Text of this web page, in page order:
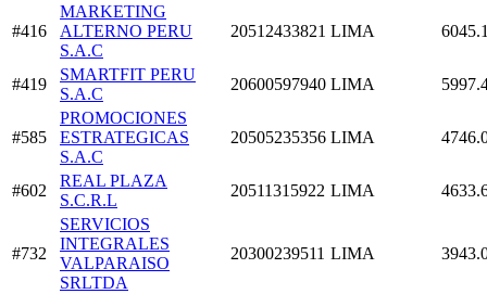
#416
MARKETING
ALTERNO PERU
S.A.C
20512433821 LIMA
#419
SMARTFIT PERU
S.A.C
20600597940 LIMA
#585
PROMOCIONES
ESTRATEGICAS
S.A.C
20505235356 LIMA
#602
REAL PLAZA
S.C.R.L
20511315922 LIMA
#732
SERVICIOS
INTEGRALES
VALPARAISO
SRLTDA
20300239511 LIMA